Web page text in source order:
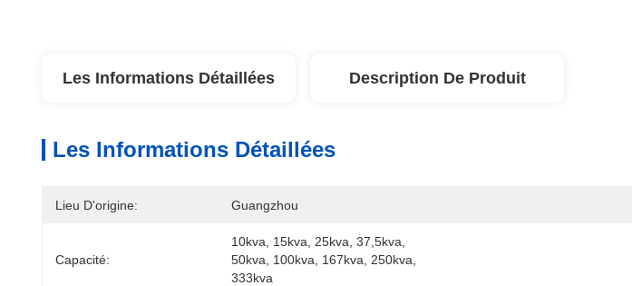
Les Informations Détaillées Description De Produit
Les Informations Détaillées
Lieu D'origine: Guangzhou
Capacité:
10kva, 15kva, 25kva, 37,5kva,
50kva, 100kva, 167kva, 250kva,
333kva